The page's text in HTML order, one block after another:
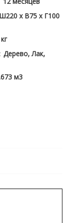
Ш220 x В75 x Г100
Дерево, Лак,
м3